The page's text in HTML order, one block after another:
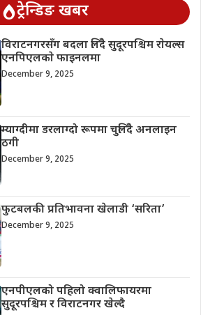
ट्रेन्डिङ खबर
विराटनगरसँग बदला लिँदै सुदूरपश्चिम राेयल्स
एनपिएलकाे फाइनलमा
December 9, 2025
म्याग्दीमा डरलाग्दो रूपमा चुलिँदै अनलाइन
ठगी
December 9, 2025
फुटबलकी प्रतिभावना खेलाडी ‘सरिता’
December 9, 2025
एनपीएलको पहिलो क्वालिफायरमा
सुदूरपश्चिम र विराटनगर खेल्दै